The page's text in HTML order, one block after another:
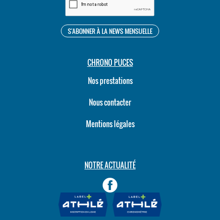
CHRONO PUCES
Nos prestations
Nous contacter
Mentions légales
NOTRE ACTUALITÉ